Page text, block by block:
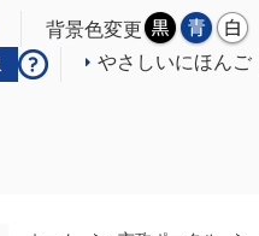
背景色変更
やさしいにほんご